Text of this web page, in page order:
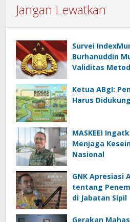
Jangan Lewatkan
Survei
Burhanuddin
Validitas
Ketua ABgI:
Harus
MASKEEI
Menjaga
Nasional
GNK Apresiasi
tentang
di Jabatan Sipil
Gerakan